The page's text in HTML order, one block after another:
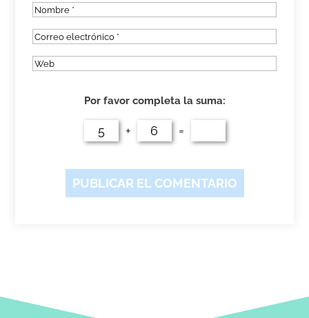
Por favor completa la suma:
+ =